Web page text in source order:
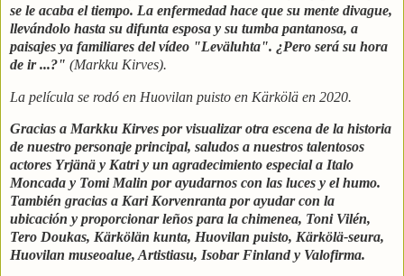
se le acaba el tiempo. La enfermedad hace que su mente divague,
llevándolo hasta su difunta esposa y su tumba pantanosa, a
paisajes ya familiares del vídeo "Leväluhta". ¿Pero será su hora
de ir ...?" (Markku Kirves).
La película se rodó en Huovilan puisto en Kärkölä en 2020.
Gracias a Markku Kirves por visualizar otra escena de la historia
de nuestro personaje principal, saludos a nuestros talentosos
actores Yrjänä y Katri y un agradecimiento especial a Italo
Moncada y Tomi Malin por ayudarnos con las luces y el humo.
También gracias a Kari Korvenranta por ayudar con la
ubicación y proporcionar leños para la chimenea, Toni Vilén,
Tero Doukas, Kärkölän kunta, Huovilan puisto, Kärkölä-seura,
Huovilan museoalue, Artistiasu, Isobar Finland y Valofirma.